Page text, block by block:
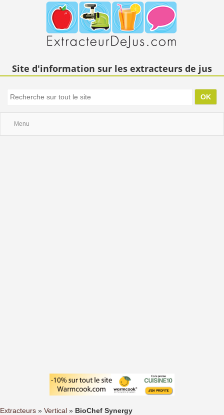
Site d'information sur les extracteurs de jus
Menu
Extracteurs » Vertical » BioChef Synergy